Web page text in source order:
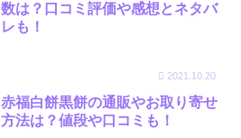
数は？口コミ評価や感想とネタバ
レも！
2021.10.20
赤福白餅黒餅の通販やお取り寄せ
方法は？値段や口コミも！